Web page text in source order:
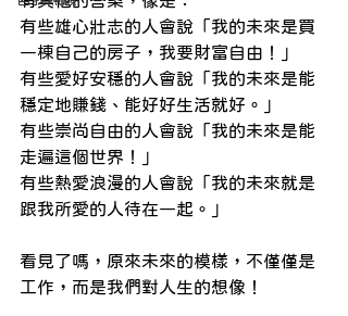
有些雄心壯志的人會說「我的未來是買
一棟自己的房子，我要財富自由！」
有些愛好安穩的人會說「我的未來是能
穩定地賺錢、能好好生活就好。」
有些崇尚自由的人會說「我的未來是能
走遍這個世界！」
有些熱愛浪漫的人會說「我的未來就是
跟我所愛的人待在一起。」
看見了嗎，原來未來的模樣，不僅僅是
工作，而是我們對人生的想像！